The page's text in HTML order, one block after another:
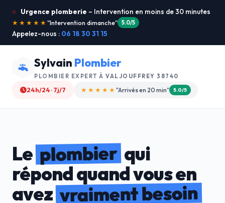
Urgence plomberie – Intervention en moins de 30 minutes
★★★★★"Je recommande !" 4.9/5
Appelez-nous : 06 18 30 31 15
Sylvain Plombier
PLOMBIER EXPERT À VALJOUFFREY 38740
24h/24 · 7j/7 ★★★★☆ "Devis gratuit" 4.8/5
Leplombierqui
répond quand vous en
avezvraiment besoin